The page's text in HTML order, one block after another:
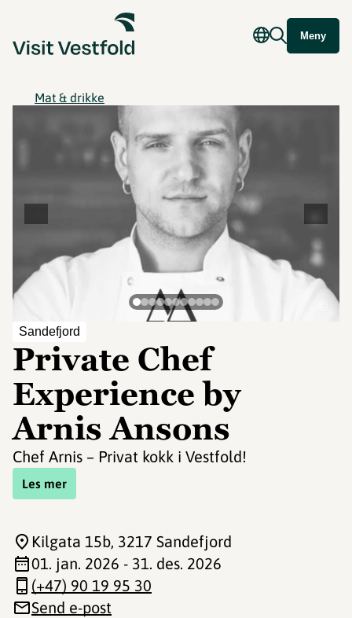
Meny
Mat & drikke
Sandefjord
Private Chef
Experience by
Arnis Ansons
Chef Arnis – Privat kokk i Vestfold!
Les mer
Kilgata 15b, 3217 Sandefjord
01. jan. 2026 - 31. des. 2026
(+47) 90 19 95 30
Send e-post